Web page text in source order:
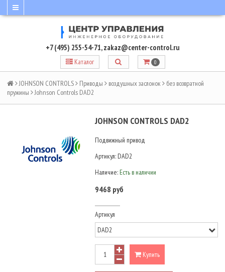
+7 (495) 255-54-71,zakaz@center-control.ru
Каталог 0
JOHNSON CONTROLS Приводы воздушных заслонок
без возвратной
пружины
Johnson Controls DAD2
JOHNSON CONTROLS DAD2
Подвижный привод
Артикул: DAD2
Наличие: Есть в наличии
9468 руб
Артикул
Купить